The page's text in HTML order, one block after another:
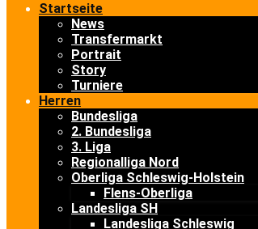
Startseite
News
Transfermarkt
Portrait
Story
Turniere
Herren
Bundesliga
2. Bundesliga
3. Liga
Regionalliga Nord
Oberliga Schleswig-Holstein
Flens-Oberliga
Landesliga SH
Landesliga Schleswig